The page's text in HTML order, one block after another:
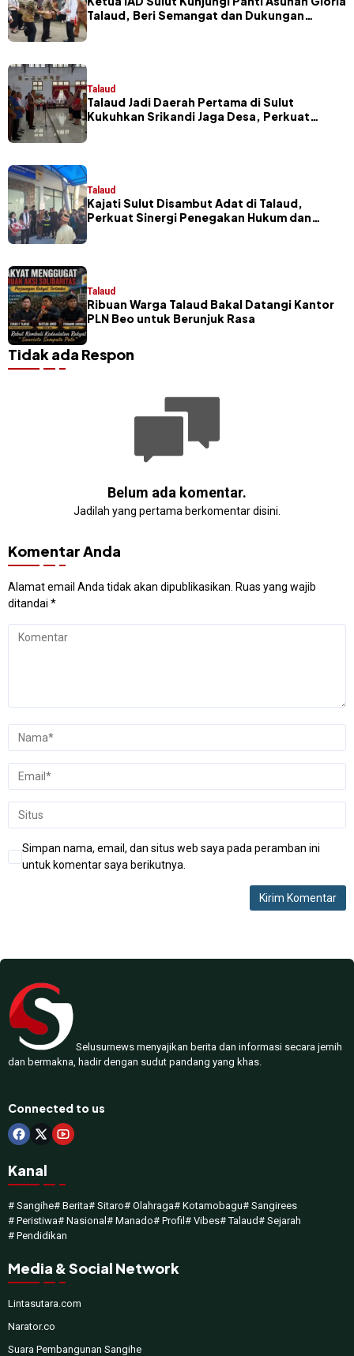
Talaud, Beri Semangat dan Dukungan
Talaud
Talaud Jadi Daerah Pertama di Sulut
Kukuhkan Srikandi Jaga Desa, Perkuat
Talaud
Kajati Sulut Disambut Adat di Talaud,
Perkuat Sinergi Penegakan Hukum dan
Talaud
Ribuan Warga Talaud Bakal Datangi Kantor
PLN Beo untuk Berunjuk Rasa
Tidak ada Respon
Belum ada komentar.
Jadilah yang pertama berkomentar disini.
Komentar Anda
Alamat email Anda tidak akan dipublikasikan. Ruas yang wajib
ditandai *
Simpan nama, email, dan situs web saya pada peramban ini
untuk komentar saya berikutnya.
Selusurnews menyajikan berita dan informasi secara jernih
dan bermakna, hadir dengan sudut pandang yang khas.
Connected to us
Kanal
# Sangihe# Berita# Sitaro# Olahraga# Kotamobagu# Sangirees
# Peristiwa# Nasional # Manado# Profil # Vibes# Talaud# Sejarah
# Pendidikan
Media & Social Network
Lintasutara.com
Narator.co
Suara Pembangunan Sangihe